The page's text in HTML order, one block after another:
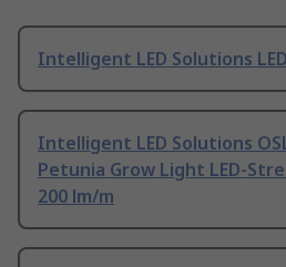
Intelligent LED Solutions
Intelligent LED Solutions
Petunia Grow Light LED-
200 lm/m